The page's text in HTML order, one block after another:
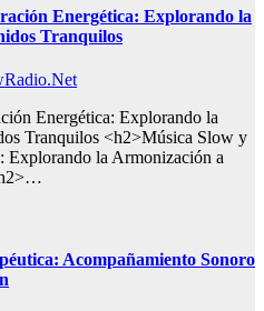
Energética: Explorando la
Tranquilos
Energética: Explorando la
Tranquilos <h2>Música Slow y
Explorando la Armonización a
h2>…
Acompañamiento Sonoro